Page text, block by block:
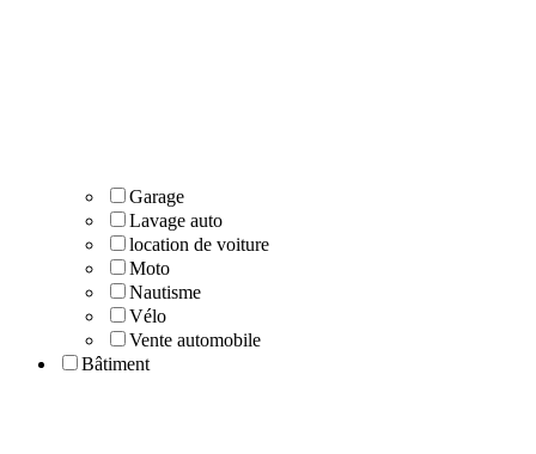
Garage
Lavage auto
location de voiture
Moto
Nautisme
Vélo
Vente automobile
Bâtiment